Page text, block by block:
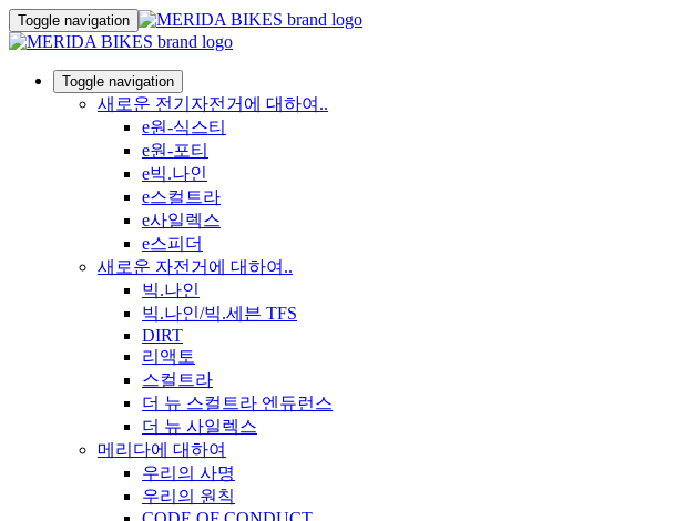
Toggle navigation
Toggle navigation
새로운 전기자전거에 대하여..
e원-식스티
e원-포티
e빅.나인
e스컬트라
e사일렉스
e스피더
새로운 자전거에 대하여..
빅.나인
빅.나인/빅.세븐 TFS
DIRT
리액토
스컬트라
더 뉴 스컬트라 엔듀런스
더 뉴 사일렉스
메리다에 대하여
우리의 사명
우리의 원칙